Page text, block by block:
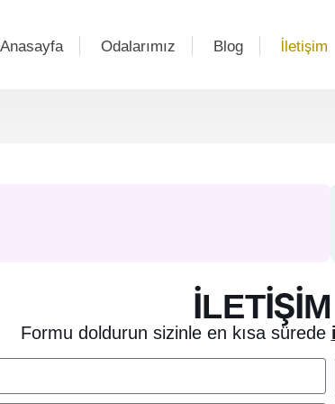
Anasayfa Odalarımız Blog İletişim
Formu doldurun sizinle en kısa sürede